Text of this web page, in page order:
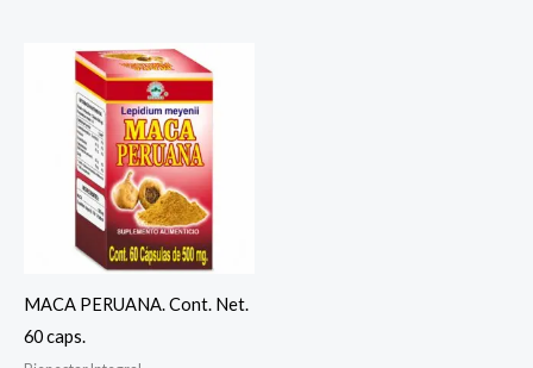
MACA PERUANA. Cont. Net.
60 caps.